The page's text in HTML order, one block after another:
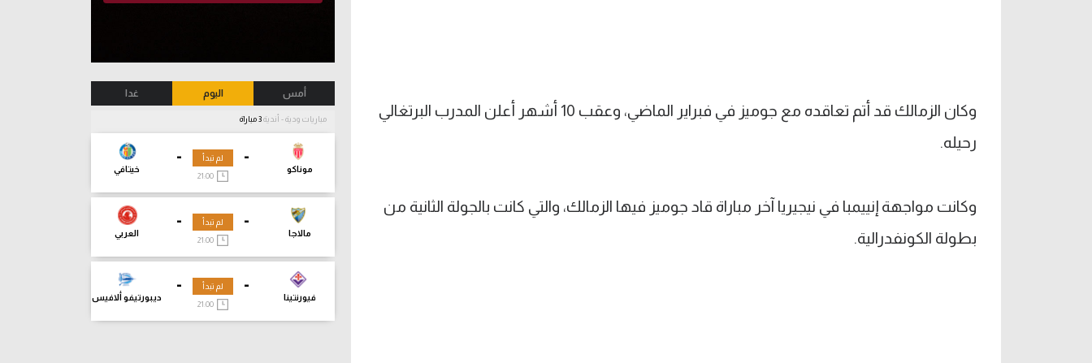
وكان الزمالك قد أتم تعاقده مع جوميز في فبراير الماضي، وعقب 10 أشهر أعلن المدرب البرتغالي
رحيله.
وكانت مواجهة إنييمبا في نيجيريا آخر مباراة قاد جوميز فيها الزمالك، والتي كانت بالجولة الثانية من
بطولة الكونفدرالية.
أمس اليوم غدا
مباريات ودية - أندية
-
موناكو
-
خيتافي
لم تبدأ
-
مالاجا
-
العربي
لم تبدأ
-
فيورنتينا
-
ديبورتيفو ألافيس
لم تبدأ